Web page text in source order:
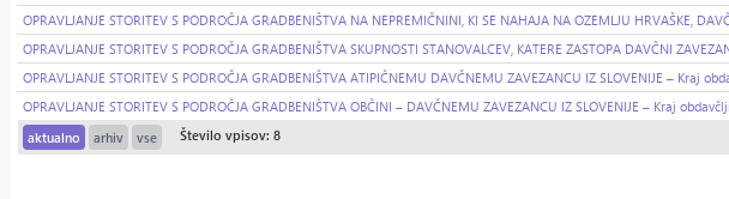
OPRAVLJANJE STORITEV S PODROČJA GRADBENIŠTVA NA NEPREMIČNINI, KI SE NAHAJA NA OZEMLJU HRVAŠKE,
OPRAVLJANJE STORITEV S PODROČJA GRADBENIŠTVA SKUPNOSTI STANOVALCEV, KATERE ZASTOPA DAVČNI
OPRAVLJANJE STORITEV S PODROČJA GRADBENIŠTVA ATIPIČNEMU DAVČNEMU ZAVEZANCU IZ SLOVENIJE – Kraj
OPRAVLJANJE STORITEV S PODROČJA GRADBENIŠTVA OBČINI – DAVČNEMU ZAVEZANCU IZ SLOVENIJE – Kraj
aktualno
arhiv vse Število vpisov: 8